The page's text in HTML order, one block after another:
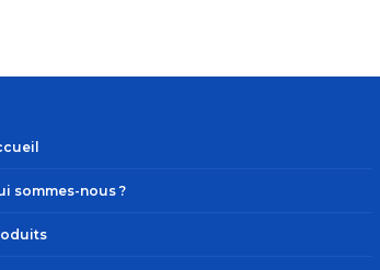
sommes-nous ?